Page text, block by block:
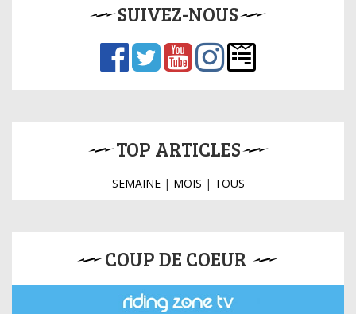
SUIVEZ-NOUS
TOP ARTICLES
SEMAINE| MOIS | TOUS
COUP DE COEUR